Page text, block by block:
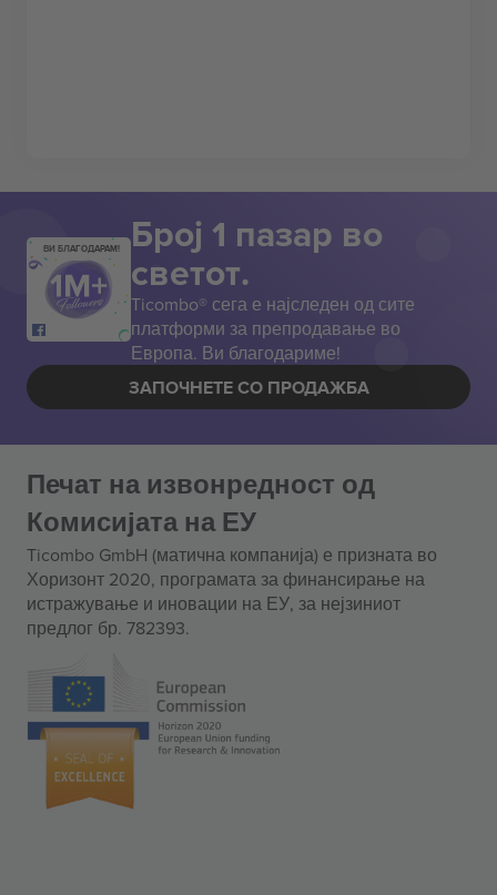
ВИ БЛАГОДАРАМ! Број 1 пазар во
светот.
Ticombo® сега е најследен од сите
платформи за препродавање во
Европа. Ви благодариме!
ЗАПОЧНЕТЕ СО ПРОДАЖБА
Печат на извонредност од
Комисијата на ЕУ
Ticombo GmbH (матична компанија) е призната во
Хоризонт 2020, програмата за финансирање на
истражување и иновации на ЕУ, за нејзиниот
предлог бр. 782393.